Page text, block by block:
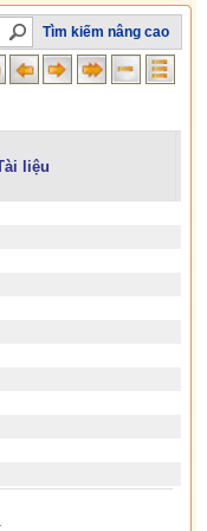
Tìm kiếm nâng cao
liệu